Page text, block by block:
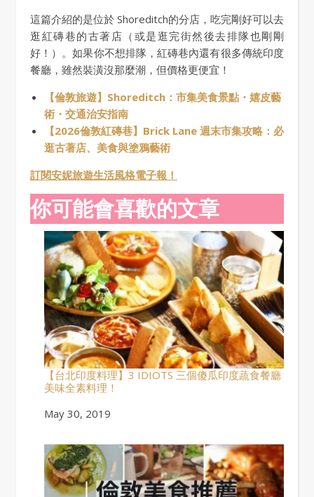
這篇介紹的是位於 Shoreditch的分店，吃完剛好可以去
逛紅磚巷的古著店（或是逛完街然後去排隊也剛剛
好！）。如果你不想排隊，紅磚巷內還有很多傳統印度
餐廳，雖然裝潢沒那麼潮，但價格更便宜！
【倫敦旅遊】Shoreditch：市集美食景點・嬉皮藝
術・交通治安指南
【2026倫敦紅磚巷】Brick Lane 週末市集攻略：必
逛古著店、美食與塗鴉藝術
訂閱安妮旅遊生活風格電子報！
你可能會喜歡的文章
【台北印度料理】3 IDIOTS 三個傻瓜印度蔬食餐廳
美味全素料理！
Date
May 30, 2019